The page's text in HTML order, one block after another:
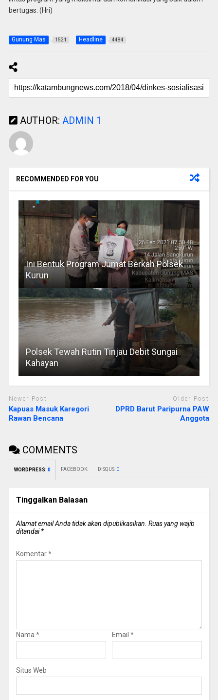
bertugas. (Hri)
Gunung Mas 1521 Headline 4484
AUTHOR: ADMIN 1
RECOMMENDED FOR YOU
Ini Bentuk Program Jumat Berkah Polsek
Kurun
Polsek Tewah Rutin Tinjau Debit Sungai
Kahayan
Newer Post
Kapuas Masuk Karegori
Rawan Bencana
Older Post
DPRD Barut Paripurna PAW
Anggota
COMMENTS
WORDPRESS: 0 FACEBOOK: DISQUS: 0
Tinggalkan Balasan
Alamat email Anda tidak akan dipublikasikan. Ruas yang wajib
ditandai*
Komentar*
Nama * Email *
Situs Web